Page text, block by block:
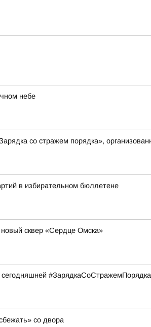
небе
со стражем порядка»,
в избирательном бюллетене
сквер «Сердце Омска»
#ЗарядкаСоСтражемПорядка
со двора